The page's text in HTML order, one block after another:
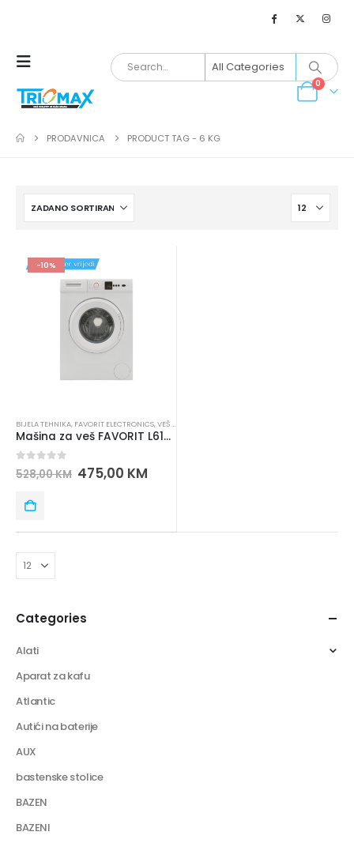
0
PRODAVNICA PRODUCT TAG - 6 KG
-10%
BIJELA TEHNIKA, FAVORIT ELECTRONICS,VEŠ MAŠINE
Mašina za veš FAVORIT L6100/MP6102
528,00KM 475,00 KM
Categories
Alati
Aparat za kafu
Atlantic
Autići na baterije
AUX
bastenske stolice
BAZEN
BAZENI